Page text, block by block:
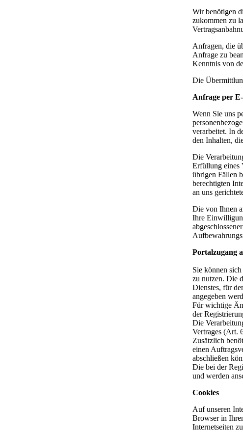
Wir benötigen
zukommen zu
Anfragen, die
Anfrage zu
Kenntnis von
Die
Anfrage per
Wenn Sie uns
verarbeitet. In
den Inhalten,
Die
Erfüllung eines
übrigen Fällen
berechtigten
an uns
Die von Ihnen
Ihre
Portalzugang
Sie können
zu nutzen. Die
Dienstes, für
angegeben
Für wichtige
der
Die
Vertrages (Art.
Zusätzlich
einen
abschließen
Die bei der
und werden
Cookies
Auf unseren
Browser in
Internetseiten